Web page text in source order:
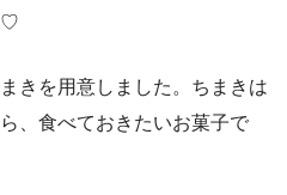
♡
きを用意しました。ちまきは
、食べておきたいお菓子で